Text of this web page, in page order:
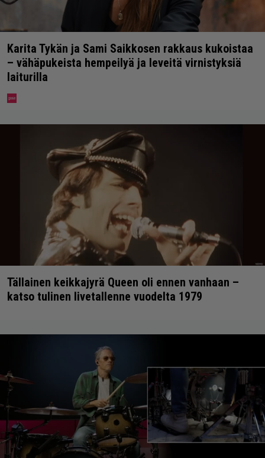
Karita Tykän ja Sami Saikkosen rakkaus kukoistaa
– vähäpukeista hempeilyä ja leveitä virnistyksiä
laiturilla
Tällainen keikkajyrä Queen oli ennen vanhaan –
katso tulinen livetallenne vuodelta 1979